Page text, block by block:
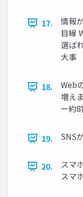
17.
情報
目線
選ば
大事
18.
Web
増え
ー約
19. SNS
20.
スマ
スマ